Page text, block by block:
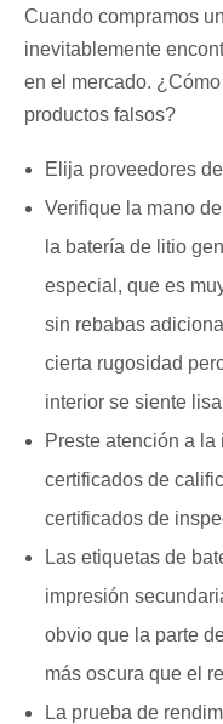
Cuando compramos
inevitablemente
en el mercado.
productos falsos?
Elija proveedores
Verifique la mano
la batería de litio
especial, que es
sin rebabas
cierta rugosidad
interior se siente
Preste atención a
certificados de
certificados de
Las etiquetas de
impresión
obvio que la parte
más oscura que el
La prueba de